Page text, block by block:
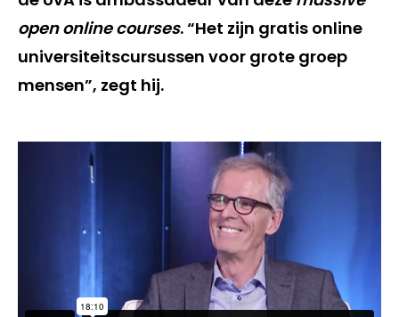
open online courses. “Het zijn gratis online
universiteitscursussen voor grote groep
mensen”, zegt hij.